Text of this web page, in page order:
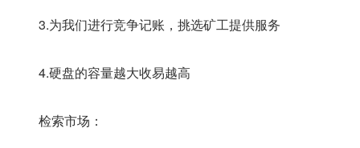
3.为我们进行竞争记账，挑选矿工提供服务
4.硬盘的容量越大收易越高
检索市场：